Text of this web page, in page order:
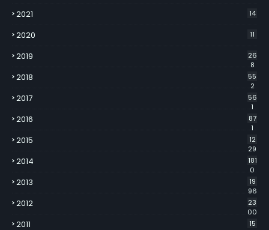
2021 14
2020 11
2019
26
8
2018
55
2
2017
56
1
2016
87
1
2015
12
29
2014
181
0
2013
19
96
2012
23
00
2011
15